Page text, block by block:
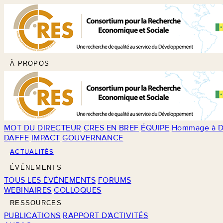
À PROPOS
MOT DU DIRECTEUR CRES EN BREF ÉQUIPE Hommage à
DAFFE IMPACT GOUVERNANCE
ACTUALITÉS
ÉVÉNEMENTS
TOUS LES ÉVÉNEMENTS FORUMS
WEBINAIRES COLLOQUES
RESSOURCES
PUBLICATIONS RAPPORT D'ACTIVITÉS